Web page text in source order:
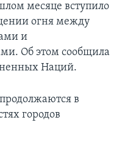
месяце вступило
огня между
и
Об этом сообщила
Наций.
в
городов